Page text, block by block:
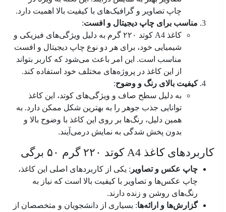
چاپ تصاویر و گرافیک‌های با کیفیت بالا اهمیت دارد.
مناسب برای چاپ دیجیتال و افست:
کاغذ A4 کوتد ۲۲۰ گرم به دلیل ویژگی‌های فیزیکی و
شیمیایی خود، برای هر دو نوع چاپ دیجیتال و افست
مناسب است. این امر باعث می‌شود که کاربر بتواند
از این کاغذ در پروژه‌های مختلف خود استفاده کند.
کیفیت بالای رنگ و وضوح:
به دلیل سطح صاف و ویژگی‌های کوتد، این کاغذ
توانایی جذب جوهر را به بهترین شکل ممکن دارد. به
همین دلیل، رنگ‌ها بر روی این کاغذ با وضوح بالا و
بدون پخش شدگی به نمایش درمی‌آیند.
کاربردهای کاغذ A4 کوتد ۲۲۰ گرم ۵۰ برگی
چاپ عکس و تصاویر : یکی از کاربردهای اصلی این کاغذ،
چاپ عکس‌ها و تصاویر با کیفیت بالا است که نیاز به
رنگ‌های روشن و زنده دارند.
گزارش‌ها و ارائه‌ها: بسیاری از دانشجویان و متخصصان از